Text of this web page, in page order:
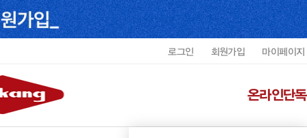
로그인 회원가입 마이페이지
온라인단독